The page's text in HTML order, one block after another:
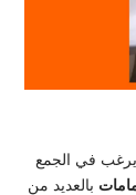
يرغب في الجمع
بالعديد من